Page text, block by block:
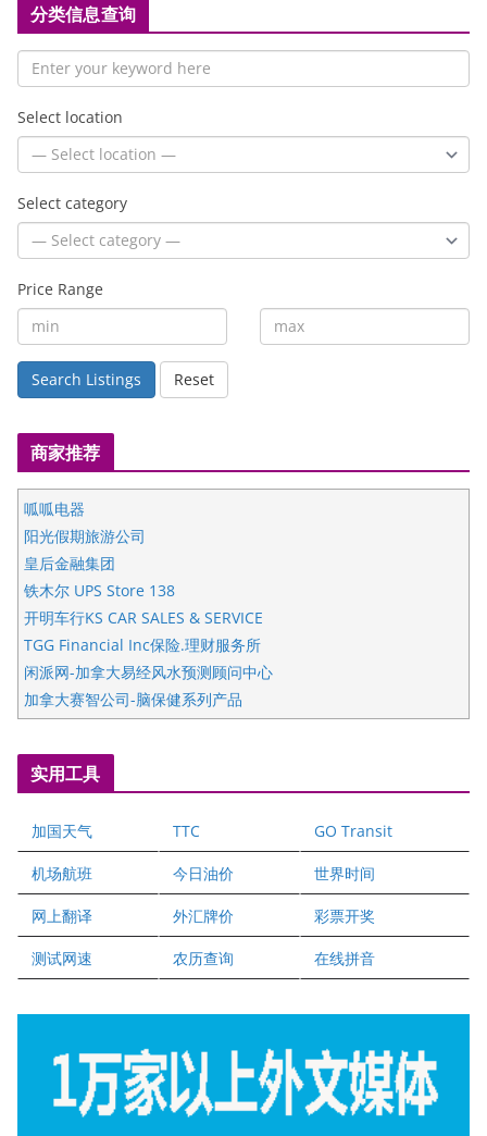
分类信息查询
Select location
Select category
Price Range
Search Listings Reset
商家推荐
呱呱电器
阳光假期旅游公司
皇后金融集团
铁木尔 UPS Store 138
开明车行KS CAR SALES & SERVICE
TGG Financial Inc保险.理财服务所
闲派网-加拿大易经风水预测顾问中心
加拿大赛智公司-脑保健系列产品
五星国艺拍卖及评估公司
国际注册执业营养师公会
爱德华连锁酒店万锦分店
健健宝公司
二十一世纪美联地产公司
全球趋势移民留学
盛达资本
正点印艺设计
实用工具
加国天气 TTC GO Transit
机场航班 今日油价 世界时间
网上翻译 外汇牌价 彩票开奖
测试网速 农历查询 在线拼音